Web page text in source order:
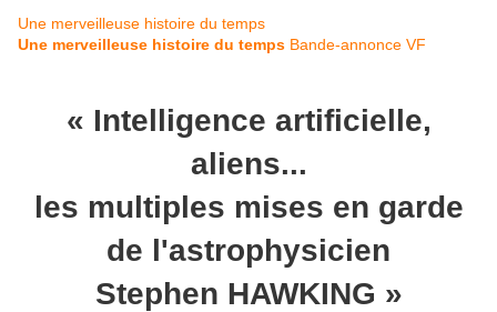
Une merveilleuse histoire du temps
Une merveilleuse histoire du temps Bande-annonce VF
« Intelligence artificielle,
aliens...
les multiples mises en garde
de l'astrophysicien
Stephen HAWKING »